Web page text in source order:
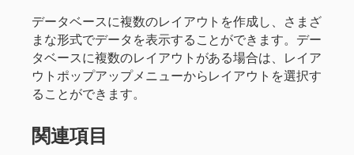
データベースに複数のレイアウトを作成し、さまざ
まな形式でデータを表示することができます。デー
タベースに複数のレイアウトがある場合は、レイア
ウトポップアップメニューからレイアウトを選択す
ることができます。
関連項目